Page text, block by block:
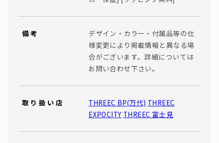
備考
デザイン・カラー・付属品等の仕
様変更により掲載情報と異なる場
合がございます。詳細については
お問い合わせ下さい。
取り扱い店 THREEC BP(万代) THREEC
EXPOCITY THREEC 富士見